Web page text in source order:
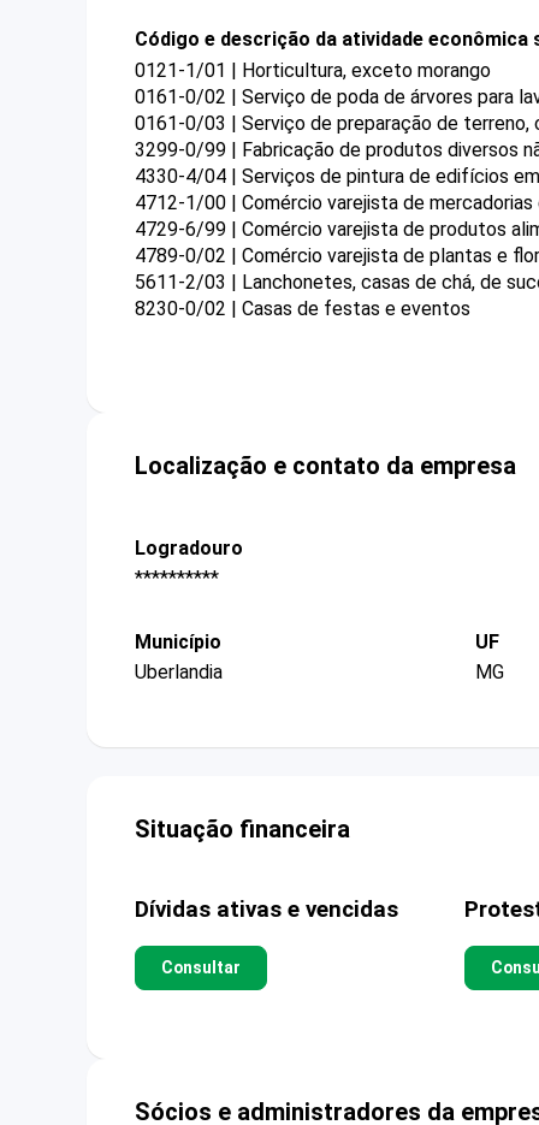
Código e descrição da atividade econômica
0121-1/01 | Horticultura, exceto morango
0161-0/02 | Serviço de poda de árvores para
0161-0/03 | Serviço de preparação de
3299-0/99 | Fabricação de produtos diversos
4330-4/04 | Serviços de pintura de edifícios
4712-1/00 | Comércio varejista de
4729-6/99 | Comércio varejista de produtos
4789-0/02 | Comércio varejista de plantas e
5611-2/03 | Lanchonetes, casas de chá, de
8230-0/02 | Casas de festas e eventos
Localização e contato da empresa
Logradouro
**********
Município
Uberlandia
UF
MG
Situação financeira
Dívidas ativas e vencidas
Consultar
Sócios e administradores da